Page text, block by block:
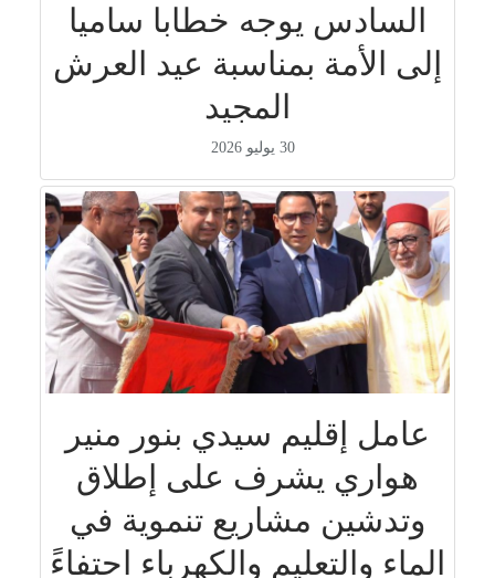
السادس يوجه خطابا ساميا
إلى الأمة بمناسبة عيد العرش
المجيد
30 يوليو 2026
عامل إقليم سيدي بنور منير
هواري يشرف على إطلاق
وتدشين مشاريع تنموية في
الماء والتعليم والكهرباء احتفاءً